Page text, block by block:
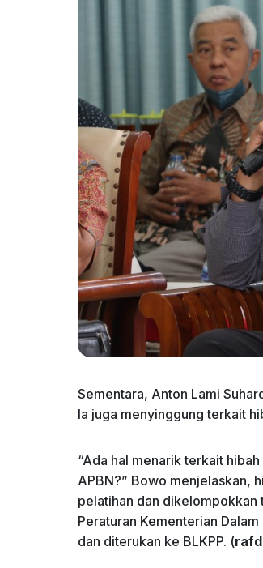
Sementara, Anton Lami
Ia juga menyinggung terkait
“Ada hal menarik terkait
APBN?” Bowo menjelaskan,
pelatihan dan
Peraturan Kementerian
dan diterukan ke BLKPP. (